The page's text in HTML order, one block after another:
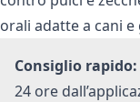
orali adatte a cani
Consiglio rapido:
24 ore